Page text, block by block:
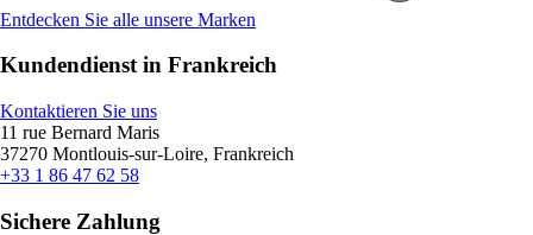
Entdecken Sie alle unsere Marken
Kundendienst in Frankreich
Kontaktieren Sie uns
11 rue Bernard Maris
37270 Montlouis-sur-Loire, Frankreich
+33 1 86 47 62 58
Sichere Zahlung